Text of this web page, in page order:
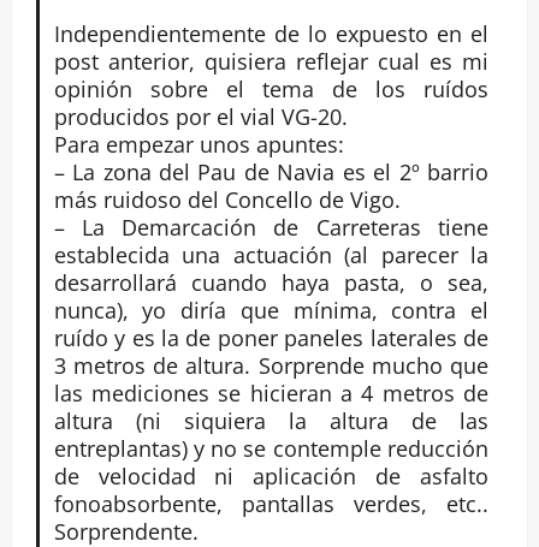
Independientemente de lo expuesto en el
post anterior, quisiera reflejar cual es mi
opinión sobre el tema de los ruídos
producidos por el vial VG-20.
Para empezar unos apuntes:
– La zona del Pau de Navia es el 2º barrio
más ruidoso del Concello de Vigo.
– La Demarcación de Carreteras tiene
establecida una actuación (al parecer la
desarrollará cuando haya pasta, o sea,
nunca), yo diría que mínima, contra el
ruído y es la de poner paneles laterales de
3 metros de altura. Sorprende mucho que
las mediciones se hicieran a 4 metros de
altura (ni siquiera la altura de las
entreplantas) y no se contemple reducción
de velocidad ni aplicación de asfalto
fonoabsorbente, pantallas verdes, etc..
Sorprendente.